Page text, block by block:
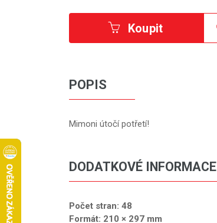
Koupit
POPIS
Mimoni útočí potřetí!
DODATKOVÉ INFORMACE
Počet stran: 48
Formát: 210 × 297 mm